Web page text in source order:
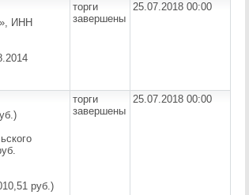
ИНН
торги
завершены
25.07.2018 00:00
руб.)
торги
завершены
25.07.2018 00:00